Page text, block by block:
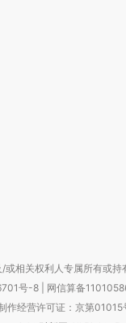
相关权利人专属所有或
号-8 网信算备
作经营许可证：京第01015